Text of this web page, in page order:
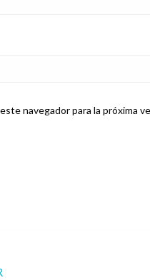
navegador para la próxima